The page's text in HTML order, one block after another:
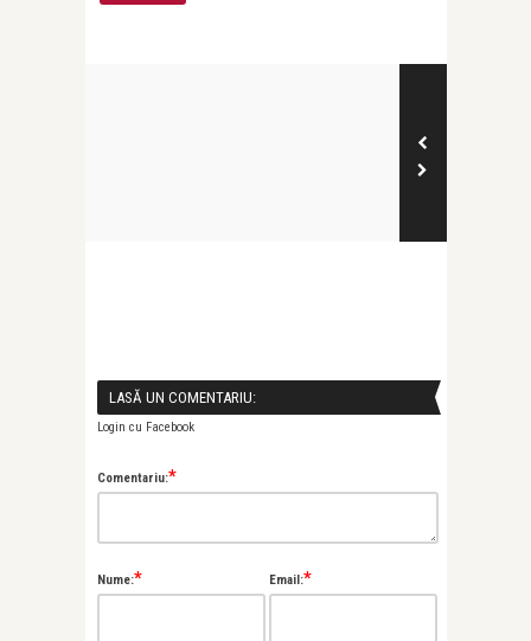
LASĂ UN COMENTARIU:
Login cu Facebook
Comentariu:*
Nume:* Email:*